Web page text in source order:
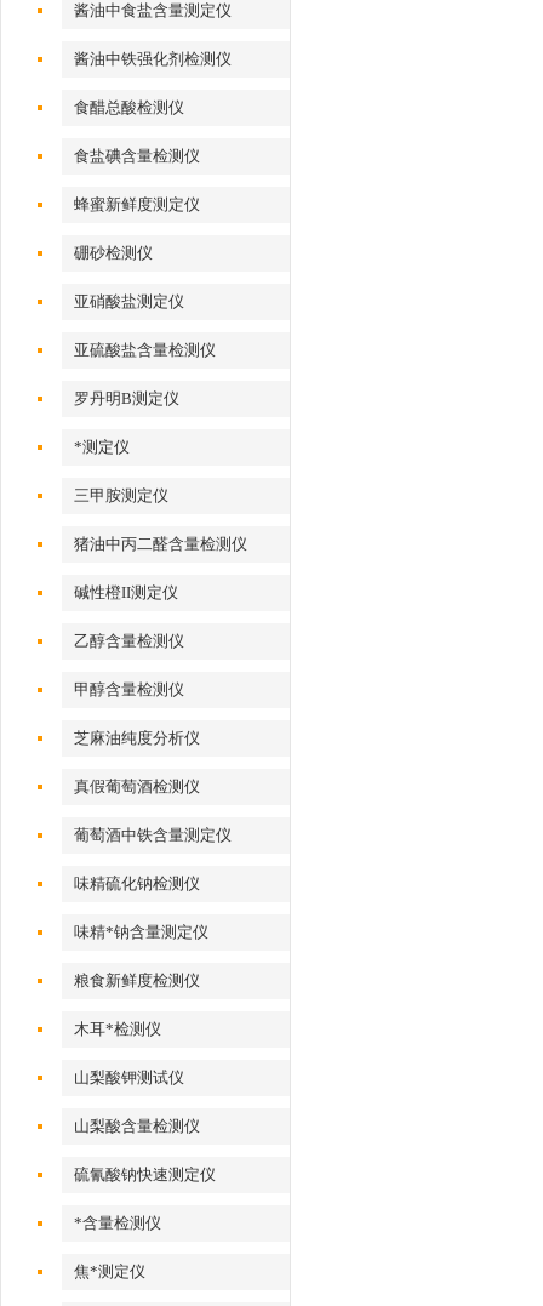
酱油中食盐含量测定仪
酱油中铁强化剂检测仪
食醋总酸检测仪
食盐碘含量检测仪
蜂蜜新鲜度测定仪
硼砂检测仪
亚硝酸盐测定仪
亚硫酸盐含量检测仪
罗丹明B测定仪
*测定仪
三甲胺测定仪
猪油中丙二醛含量检测仪
碱性橙II测定仪
乙醇含量检测仪
甲醇含量检测仪
芝麻油纯度分析仪
真假葡萄酒检测仪
葡萄酒中铁含量测定仪
味精硫化钠检测仪
味精*钠含量测定仪
粮食新鲜度检测仪
木耳*检测仪
山梨酸钾测试仪
山梨酸含量检测仪
硫氰酸钠快速测定仪
*含量检测仪
焦*测定仪